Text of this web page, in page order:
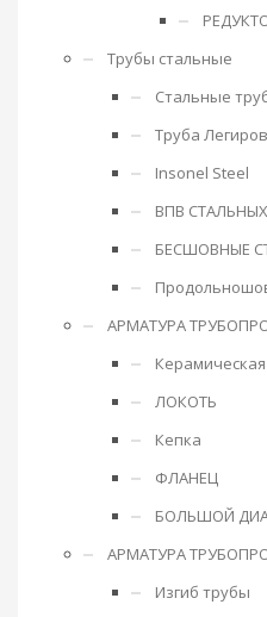
Трубы стальные
Стальные
Труба
Insonel Steel
ВПВ
БЕСШОВНЫЕ
АРМАТУРА
ЛОКОТЬ
Кепка
ФЛАНЕЦ
БОЛЬШОЙ
АРМАТУРА
Изгиб трубы